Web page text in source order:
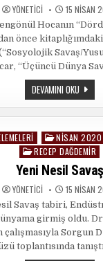
YÖNETICI 15 NISAN
Hocanın
önce
Savaş/
“Üçüncü Dünya
DEVAMINI OKUYAŞAMAK
İÇIN
ÖLEN
VE
NISAN 2020
RECEP DAĞDEMIR
Yeni Nesil Savaş
YÖNETICI 15 NISAN
Savaş tabiri,
girmiş oldu.
Sorgun
toplantısında